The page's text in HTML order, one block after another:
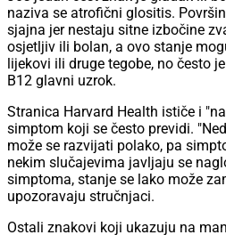
naziva se atrofični glositis.
sjajna jer nestaju sitne izbočine
osjetljiv ili bolan, a ovo stanje
lijekovi ili druge tegobe, no često
B12 glavni uzrok.
Stranica Harvard Health ističe i
simptom koji se često previdi.
može se razvijati polako, pa
nekim slučajevima javljaju se
simptoma, stanje se lako može
upozoravaju stručnjaci.
Ostali znakovi koji ukazuju na